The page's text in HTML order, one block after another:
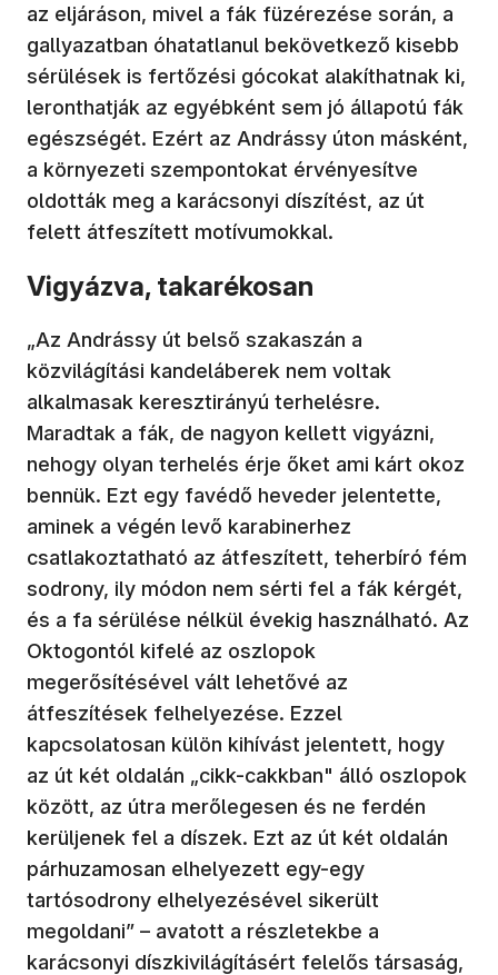
az eljáráson, mivel a fák füzérezése során, a
gallyazatban óhatatlanul bekövetkező kisebb
sérülések is fertőzési gócokat alakíthatnak ki,
leronthatják az egyébként sem jó állapotú fák
egészségét. Ezért az Andrássy úton másként,
a környezeti szempontokat érvényesítve
oldották meg a karácsonyi díszítést, az út
felett átfeszített motívumokkal.
Vigyázva, takarékosan
„Az Andrássy út belső szakaszán a
közvilágítási kandeláberek nem voltak
alkalmasak keresztirányú terhelésre.
Maradtak a fák, de nagyon kellett vigyázni,
nehogy olyan terhelés érje őket ami kárt okoz
bennük. Ezt egy favédő heveder jelentette,
aminek a végén levő karabinerhez
csatlakoztatható az átfeszített, teherbíró fém
sodrony, ily módon nem sérti fel a fák kérgét,
és a fa sérülése nélkül évekig használható. Az
Oktogontól kifelé az oszlopok
megerősítésével vált lehetővé az
átfeszítések felhelyezése. Ezzel
kapcsolatosan külön kihívást jelentett, hogy
az út két oldalán „cikk-cakkban" álló oszlopok
között, az útra merőlegesen és ne ferdén
kerüljenek fel a díszek. Ezt az út két oldalán
párhuzamosan elhelyezett egy-egy
tartósodrony elhelyezésével sikerült
megoldani” – avatott a részletekbe a
karácsonyi díszkivilágításért felelős társaság,